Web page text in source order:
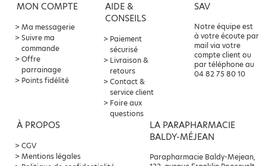
MON COMPTE
Ma messagerie
Suivre ma
commande
Offre
parrainage
Points fidélité
AIDE &
CONSEILS
Paiement
sécurisé
Livraison &
retours
Contact &
service client
Foire aux
questions
SAV
Notre équipe est
à votre écoute par
mail via votre
compte client ou
par téléphone au
04 82 75 80 10
À PROPOS
CGV
Mentions légales
LA PARAPHARMACIE
BALDY-MÉJEAN
Parapharmacie Baldy-Mejean,